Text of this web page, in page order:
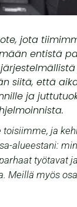
jota
entistä
siitä, että
ja
ja
alueestani:
työtavat
Meillä myös